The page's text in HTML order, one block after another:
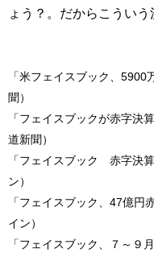
ょう？。だからこういう
「米フェイスブック、
聞）
「フェイスブックが赤字
道新聞）
「フェイスブック 赤字決
ン）
「フェイスブック、47億円
イン）
「フェイスブック、７～